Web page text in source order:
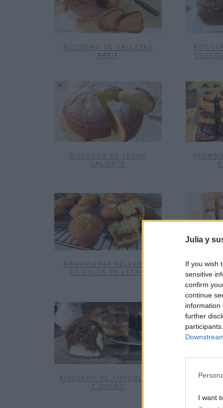
Julia y
If you wish
sensitive
confirm
continue
information
further
I want
BIZCOCHO DE GALLETAS
MARIA
BIZCOCHO DE LECHE
CALIENTE
MAGDALENAS RELLENAS
DE DULCE DE LECHE
BIZCOCHO DE CHOCOLATE
Y QUESO